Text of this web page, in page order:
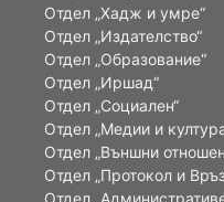
Отдел „Хадж и умре“
Отдел „Издателство“
Отдел „Образование“
Отдел „Иршад“
Отдел „Социален“
Отдел „Медии и
Отдел „Външни
Oтдел „Протокол и
Отдел